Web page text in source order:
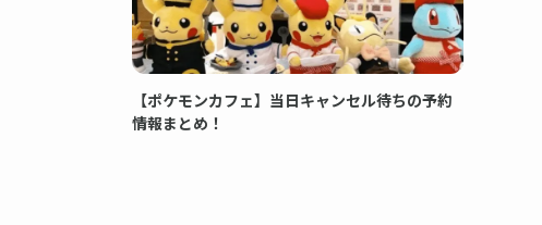
【ポケモンカフェ】当日キャンセル待ちの予約
情報まとめ！